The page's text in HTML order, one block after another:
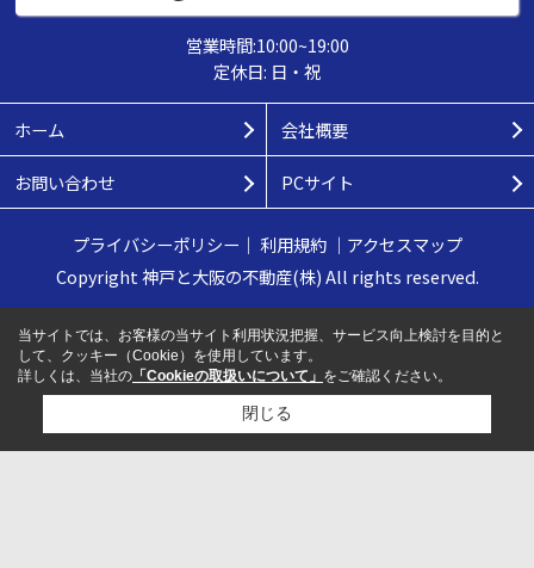
営業時間:10:00~19:00
定休日: 日・祝
ホーム 会社概要
お問い合わせ PCサイト
プライバシーポリシー ｜ 利用規約｜ アクセスマップ
Copyright 神戸と大阪の不動産(株) All rights reserved.
当サイトでは、お客様の当サイト利用状況把握、サービス向上検討を目的と
して、クッキー（Cookie）を使用しています。
詳しくは、当社の 「Cookieの取扱いについて」 をご確認ください。
閉じる